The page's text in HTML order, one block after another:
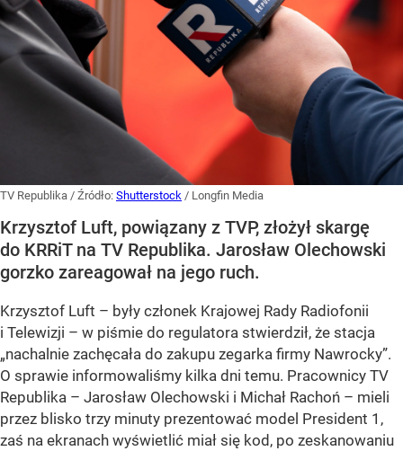
TV Republika / Źródło: Shutterstock / Longfin Media
Krzysztof Luft, powiązany z TVP, złożył skargę
do KRRiT na TV Republika. Jarosław Olechowski
gorzko zareagował na jego ruch.
Krzysztof Luft – były członek Krajowej Rady Radiofonii
i Telewizji – w piśmie do regulatora stwierdził, że stacja
„nachalnie zachęcała do zakupu zegarka firmy Nawrocky”.
O sprawie informowaliśmy kilka dni temu. Pracownicy TV
Republika – Jarosław Olechowski i Michał Rachoń – mieli
przez blisko trzy minuty prezentować model President 1,
zaś na ekranach wyświetlić miał się kod, po zeskanowaniu